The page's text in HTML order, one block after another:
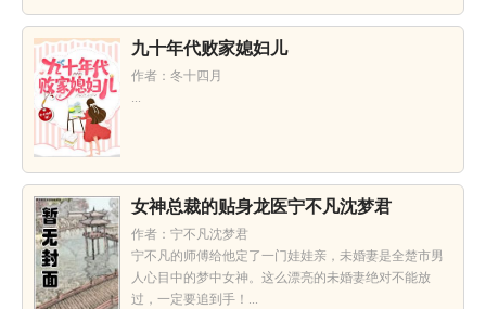
九十年代败家媳妇儿
作者：冬十四月
...
女神总裁的贴身龙医宁不凡沈梦君
作者：宁不凡沈梦君
宁不凡的师傅给他定了一门娃娃亲，未婚妻是全楚市男
人心目中的梦中女神。这么漂亮的未婚妻绝对不能放
过，一定要追到手！...